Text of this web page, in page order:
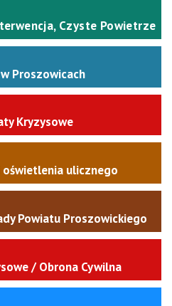
Czyste Powietrze
Proszowicach
Kryzysowe
oświetlenia ulicznego
Powiatu Proszowickiego
/ Obrona Cywilna